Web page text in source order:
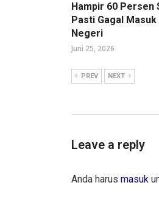
Hampir 60 Persen
Pasti Gagal
Negeri
Juni 25, 2026
PREV NEXT
Leave a reply
Anda harus masuk